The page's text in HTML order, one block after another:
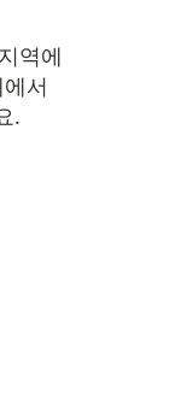
역에
서
.